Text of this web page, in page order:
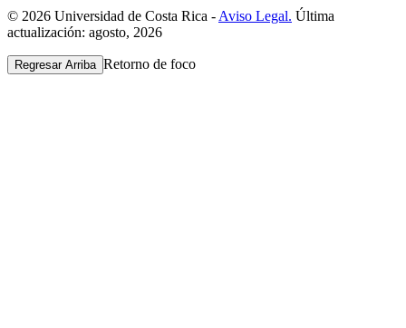
© 2026 Universidad de Costa Rica - Aviso Legal. Última
actualización: agosto, 2026
Regresar Arriba Retorno de foco